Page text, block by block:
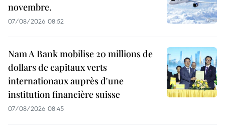
novembre.
07/08/2026 08:52
Nam A Bank mobilise 20 millions de
dollars de capitaux verts
internationaux auprès d'une
institution financière suisse
07/08/2026 08:45